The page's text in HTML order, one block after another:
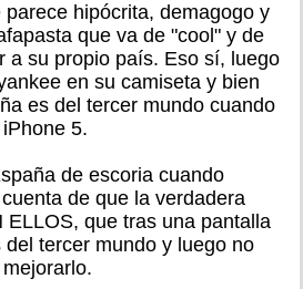
hipócrita, demagogo y
que va de "cool" y de
a su propio país. Eso sí, luego
en su camiseta y bien
es del tercer mundo cuando
5.
de escoria cuando
de que la verdadera
ELLOS, que tras una pantalla
tercer mundo y luego no